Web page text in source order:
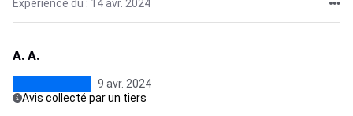
Expérience du : 14 avr. 2024
A. A.
9 avr. 2024
Avis collecté par un tiers